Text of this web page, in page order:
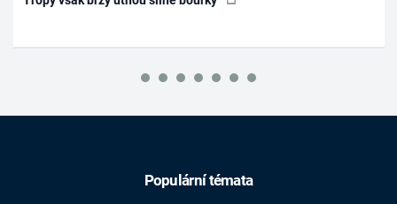
Populární témata